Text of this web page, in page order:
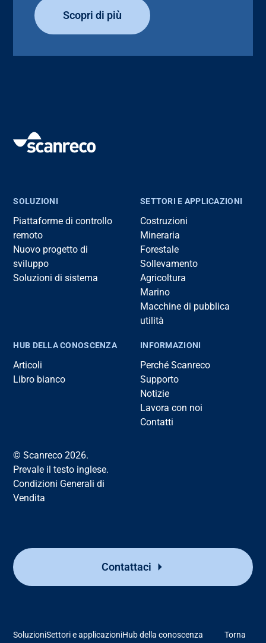
Scopri di più
Contattaci
SOLUZIONI
Piattaforme di controllo
remoto
Nuovo progetto di
sviluppo
Soluzioni di sistema
SETTORI E APPLICAZIONI
Costruzioni
Mineraria
Forestale
Sollevamento
Agricoltura
Marino
Macchine di pubblica
utilità
HUB DELLA CONOSCENZA
Articoli
Libro bianco
INFORMAZIONI
Perché Scanreco
Supporto
Notizie
Lavora con noi
Contatti
© Scanreco 2026.
Prevale il testo inglese.
Condizioni Generali di
Vendita
SoluzioniSettori e applicazioniHub della conoscenza
Torna